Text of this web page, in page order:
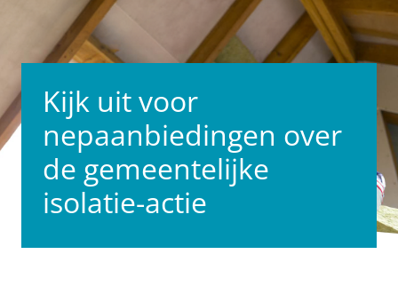
Kijk uit voor
nepaanbiedingen over
de gemeentelijke
isolatie-actie